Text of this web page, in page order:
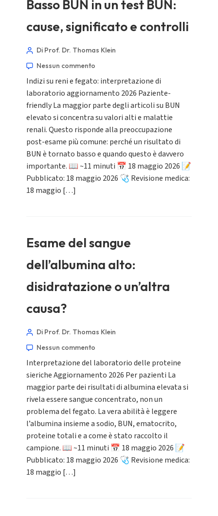
Basso BUN in un test BUN:
cause, significato e controlli
Di Prof. Dr. Thomas Klein
Nessun commento
Indizi su reni e fegato: interpretazione di
laboratorio aggiornamento 2026 Paziente-
friendly La maggior parte degli articoli su BUN
elevato si concentra su valori alti e malattie
renali. Questo risponde alla preoccupazione
post-esame più comune: perché un risultato di
BUN è tornato basso e quando questo è davvero
importante. 📖 ~11 minuti 📅 18 maggio 2026 📝
Pubblicato: 18 maggio 2026 🩺 Revisione medica:
18 maggio […]
Esame del sangue
dell’albumina alto:
disidratazione o un’altra
causa?
Di Prof. Dr. Thomas Klein
Nessun commento
Interpretazione del laboratorio delle proteine
sieriche Aggiornamento 2026 Per pazienti La
maggior parte dei risultati di albumina elevata si
rivela essere sangue concentrato, non un
problema del fegato. La vera abilità è leggere
l’albumina insieme a sodio, BUN, ematocrito,
proteine totali e a come è stato raccolto il
campione. 📖 ~11 minuti 📅 18 maggio 2026 📝
Pubblicato: 18 maggio 2026 🩺 Revisione medica:
18 maggio […]